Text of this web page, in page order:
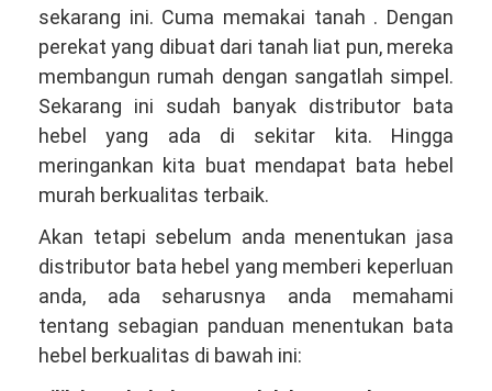
sekarang ini. Cuma memakai tanah . Dengan
perekat yang dibuat dari tanah liat pun, mereka
membangun rumah dengan sangatlah simpel.
Sekarang ini sudah banyak distributor bata
hebel yang ada di sekitar kita. Hingga
meringankan kita buat mendapat bata hebel
murah berkualitas terbaik.
Akan tetapi sebelum anda menentukan jasa
distributor bata hebel yang memberi keperluan
anda, ada seharusnya anda memahami
tentang sebagian panduan menentukan bata
hebel berkualitas di bawah ini: